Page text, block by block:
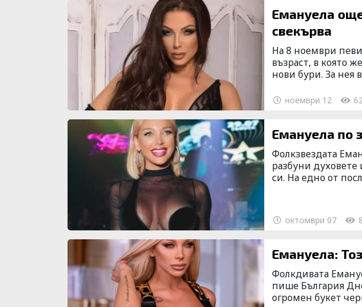
Емануела
свекърва
На 8 ноември
възраст, в която
нови бури. За нея
ноември 12
Емануела по
Фолкзвездата
разбуни
си. На едно от
октомври 07
Емануела:
Фолкдивата
пише България
огромен букет